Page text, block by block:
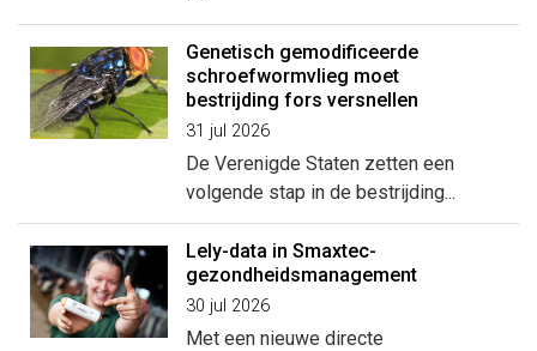
Genetisch gemodificeerde
schroefwormvlieg moet
bestrijding fors versnellen
31 jul 2026
De Verenigde Staten zetten een
volgende stap in de bestrijding...
Lely-data in Smaxtec-
gezondheidsmanagement
30 jul 2026
Met een nieuwe directe